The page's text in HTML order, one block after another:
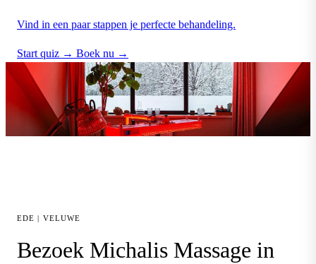
Vind in een paar stappen je perfecte behandeling.
Start quiz → Boek nu →
EDE | VELUWE
Bezoek Michalis Massage in